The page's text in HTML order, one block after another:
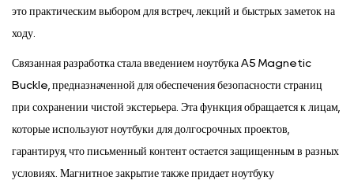
это практическим выбором для встреч, лекций и быстрых заметок на
ходу.
Связанная разработка стала введением ноутбука A5 Magnetic
Buckle, предназначенной для обеспечения безопасности страниц
при сохранении чистой экстерьера. Эта функция обращается к лицам,
которые используют ноутбуки для долгосрочных проектов,
гарантируя, что письменный контент остается защищенным в разных
условиях. Магнитное закрытие также придает ноутбуку